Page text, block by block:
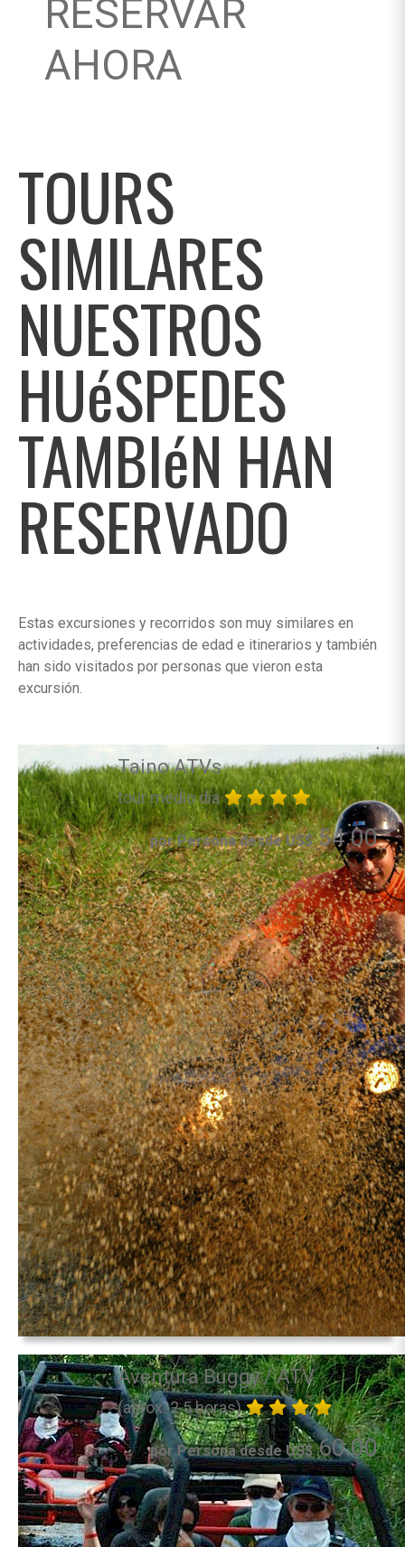
RESERVAR
AHORA
TOURS
SIMILARES
NUESTROS
HUéSPEDES
TAMBIéN HAN
RESERVADO
Estas excursiones y recorridos son muy similares en
actividades, preferencias de edad e itinerarios y también
han sido visitados por personas que vieron esta
excursión.
Taino ATVs
tour medio día
por Persona desde US$54.00
Aventura Buggy / ATV
(aprox. 2.5 horas)
por Persona desde US$60.00